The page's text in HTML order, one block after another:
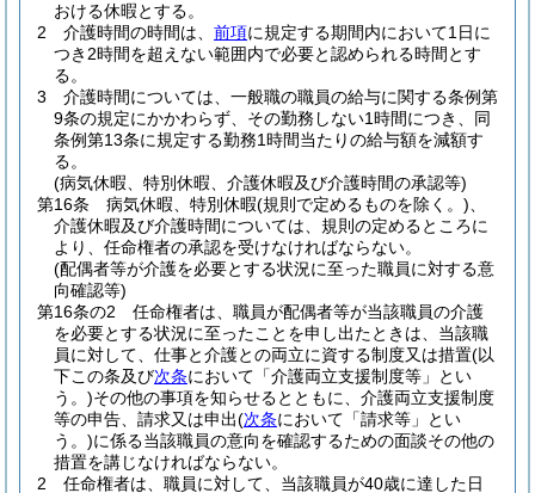
おける休暇とする。
2
介護時間の時間は、 前項に規定する期間内において1日に
つき2時間を超えない範囲内で必要と認められる時間とす
る。
3
介護時間については、一般職の職員の給与に関する条例第
9条の規定にかかわらず、その勤務しない1時間につき、同
条例第13条に規定する勤務1時間当たりの給与額を減額す
る。
(病気休暇、特別休暇、介護休暇及び介護時間の承認等)
第16条
病気休暇、特別休暇(規則で定めるものを除く。)
介護休暇及び介護時間については、規則の定めるところに
より、任命権者の承認を受けなければならない。
(配偶者等が介護を必要とする状況に至った職員に対する意
向確認等)
第16条の2
任命権者は、職員が配偶者等が当該職員の介護
を必要とする状況に至ったことを申し出たときは、当該職
員に対して、仕事と介護との両立に資する制度又は措置(以
下この条及び次条において「介護両立支援制度等」とい
う。)その他の事項を知らせるとともに、介護両立支援制度
等の申告、請求又は申出(次条において「請求等」とい
う。)に係る当該職員の意向を確認するための面談その他の
措置を講じなければならない。
2
任命権者は、職員に対して、当該職員が40歳に達した日